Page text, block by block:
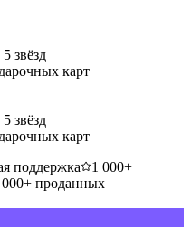
звёзд
карт
звёзд
карт
поддержка
1 000+
000+ проданных